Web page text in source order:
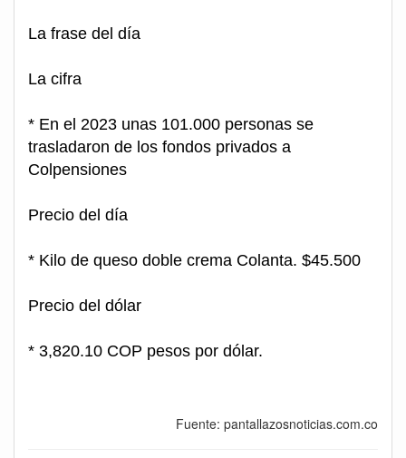
La frase del día
La cifra
* En el 2023 unas 101.000 personas se
trasladaron de los fondos privados a
Colpensiones
Precio del día
* Kilo de queso doble crema Colanta. $45.500
Precio del dólar
* 3,820.10 COP pesos por dólar.
Fuente: pantallazosnoticias.com.co